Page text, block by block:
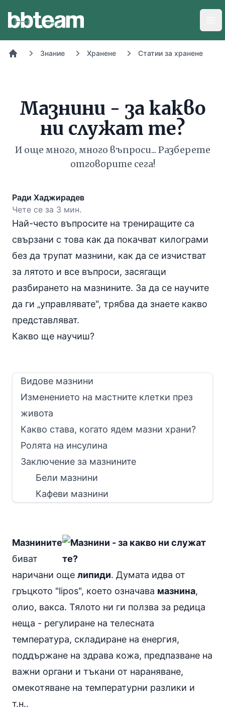
Знание Хранене Статии за хранене
Мазнини - за какво
ни служат те?
И още много, много въпроси... Разберете
отговорите сега!
Ради Хаджирадев
Чете се за 3 мин.
Най-често въпросите на трениращите са
свързани с това как да покачват килограми
без да трупат мазнини, как да се изчистват
за лятото и все въпроси, засягащи
разбирането на мазнините. За да се научите
да ги „управлявате", трябва да знаете какво
представляват.
Какво ще научиш?
Видове мазнини
Изменението на мастните клетки през
живота
Какво става, когато ядем мазни храни?
Ролята на инсулина
Заключение за мазнините
Бели мазнини
Кафеви мазнини
Мазнините
биват
наричани още липиди. Думата идва от
гръцкото "lipos", което означава мазнина,
олио, вакса. Тялото ни ги ползва за редица
неща - регулиране на телесната
температура, складиране на енергия,
поддържане на здрава кожа, предпазване на
важни органи и тъкани от нараняване,
омекотяване на температурни разлики и
т.н..